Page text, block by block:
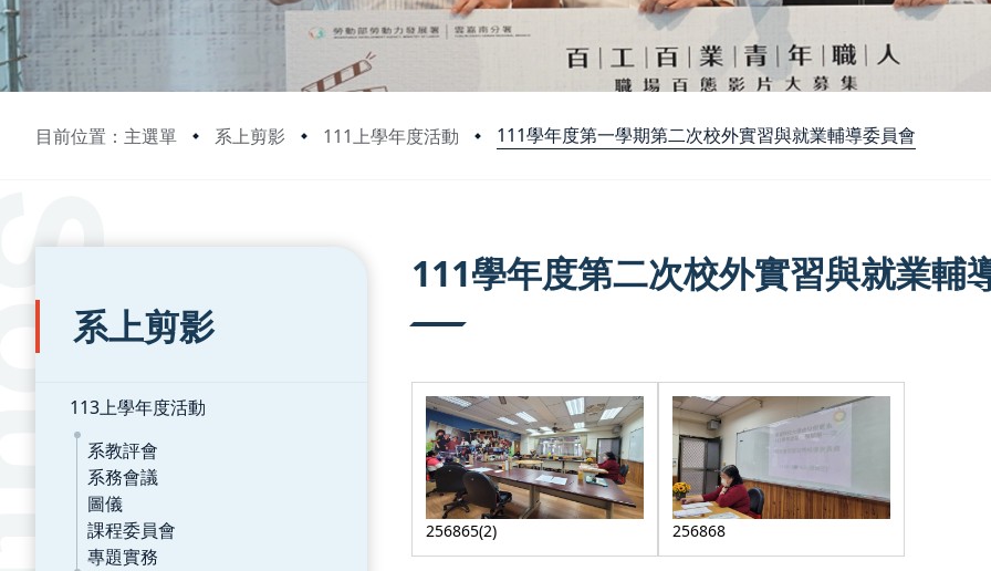
目前位置：主選單 系上剪影 111上學年度活動 111學年度第一學期第二次校外實習與就業輔導委員會
:::
系上剪影
113上學年度活動
系教評會
系務會議
圖儀
課程委員會
專題實務
111學年度第二次校外實習與就業輔
256865(2) 256868